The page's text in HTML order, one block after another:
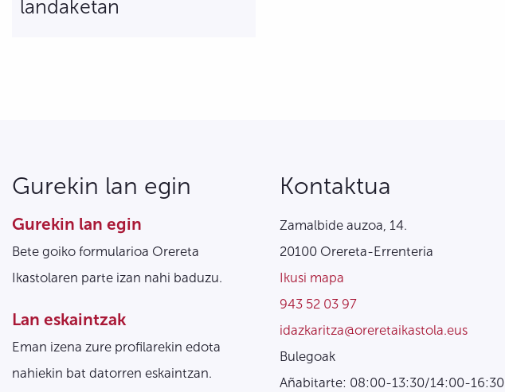
landaketan
Gurekin lan egin
Gurekin lan egin
Bete goiko formularioa Orereta
Ikastolaren parte izan nahi baduzu.
Lan eskaintzak
Eman izena zure profilarekin edota
nahiekin bat datorren eskaintzan.
Kontaktua
Zamalbide auzoa, 14.
20100 Orereta-Errenteria
Ikusi mapa
943 52 03 97
idazkaritza@oreretaikastola.eus
Bulegoak
Añabitarte: 08:00-13:30/14:00-16:30